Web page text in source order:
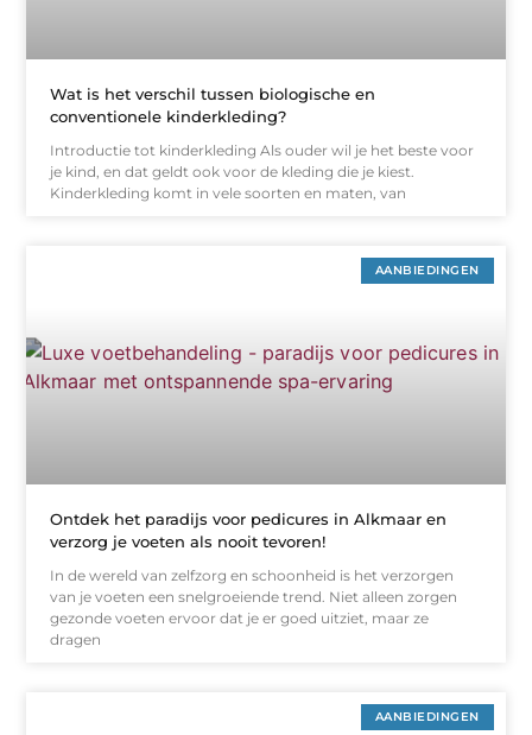
Wat is het verschil tussen biologische en
conventionele kinderkleding?
Introductie tot kinderkleding Als ouder wil je het beste voor
je kind, en dat geldt ook voor de kleding die je kiest.
Kinderkleding komt in vele soorten en maten, van
AANBIEDINGEN
Ontdek het paradijs voor pedicures in Alkmaar en
verzorg je voeten als nooit tevoren!
In de wereld van zelfzorg en schoonheid is het verzorgen
van je voeten een snelgroeiende trend. Niet alleen zorgen
gezonde voeten ervoor dat je er goed uitziet, maar ze
dragen
AANBIEDINGEN